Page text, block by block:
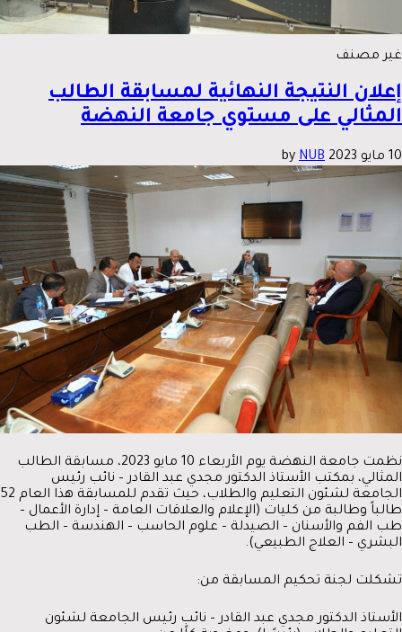
غير مصنف
إعلان النتيجة النهائية لمسابقة الطالب
المثالي على مستوي جامعة النهضة
10 مايو 2023 NUB
نظمت جامعة النهضة يوم الأربعاء 10 مايو 2023، مسابقة الطالب
المثالي، بمكتب الأستاذ الدكتور مجدي عبد القادر – نائب رئيس
الجامعة لشئون التعليم والطلاب، حيث تقدم للمسابقة هذا العام 52
طالباً وطالبة من كليات (الإعلام والعلاقات العامة – إدارة الأعمال –
طب الفم والأسنان – الصيدلة – علوم الحاسب – الهندسة – الطب
البشري – العلاج الطبيعي).
تشكلت لجنة تحكيم المسابقة من:
الأستاذ الدكتور مجدي عبد القادر – نائب رئيس الجامعة لشئون